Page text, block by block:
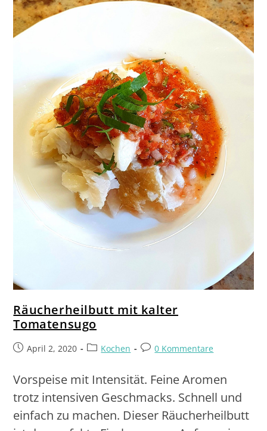
Räucherheilbutt mit kalter
Tomatensugo
April 2, 2020 Kochen 0 Kommentare
Vorspeise mit Intensität. Feine Aromen
trotz intensiven Geschmacks. Schnell und
einfach zu machen. Dieser Räucherheilbutt